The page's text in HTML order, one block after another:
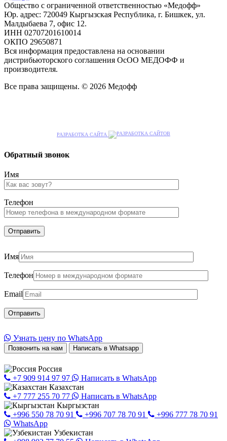
Общество с ограниченной ответственностью «Медофф»
Юр. адрес: 720049 Кыргызская Республика, г. Бишкек, ул.
Малдыбаева 7, офис 12.
ИНН 02707201610014
ОКПО 29650871
Вся информация предоставлена на основании
дистрибьюторского соглашения ОсОО МЕДОФФ и
производителя.
Все права защищены. © 2026 Медофф
РАЗРАБОТКА САЙТА
Обратный звонок
Имя
Телефон
Имя
Телефон
Email
Узнать цену по WhatsApp
Позвонить на нам Написать в Whatsapp
Россия
+7 909 914 97 97
Написать в WhatsApp
Казахстан
+7 777 255 70 77
Написать в WhatsApp
Кыргызстан
+996 550 78 70 91
+996 707 78 70 91
+996 777 78 70 91
WhatsApp
Узбекистан